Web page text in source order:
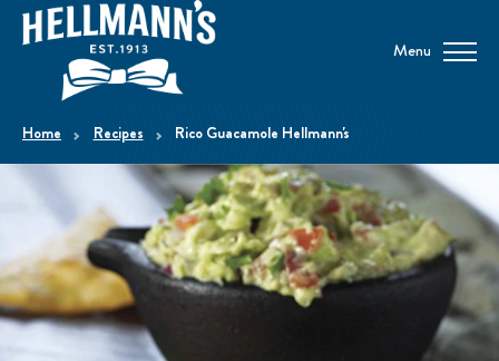
Menu
home Recipes Rico Guacamole Hellmann's